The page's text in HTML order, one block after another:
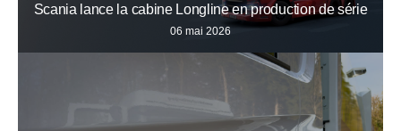
Scania lance la cabine Longline en production de série
06 mai 2026